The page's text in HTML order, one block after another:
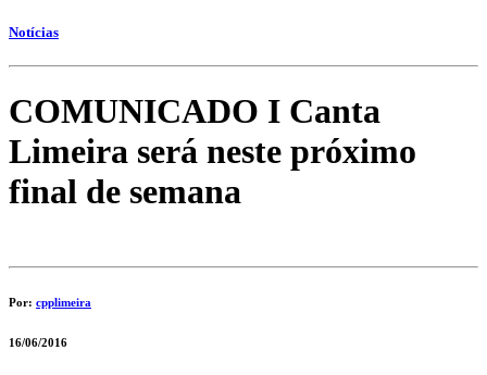
Notícias
COMUNICADO I Canta
Limeira será neste próximo
final de semana
Por: cpplimeira
16/06/2016